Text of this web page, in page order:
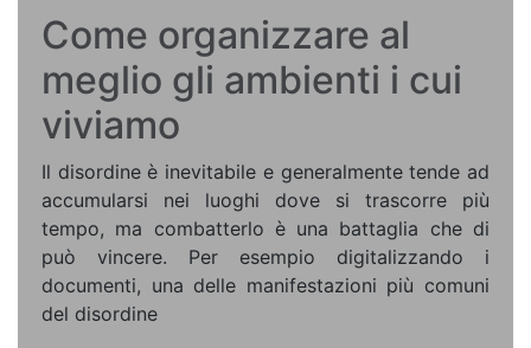
Come organizzare al
meglio gli ambienti i cui
viviamo
Il disordine è inevitabile e generalmente tende ad
accumularsi nei luoghi dove si trascorre più
tempo, ma combatterlo è una battaglia che di
può vincere. Per esempio digitalizzando i
documenti, una delle manifestazioni più comuni
del disordine